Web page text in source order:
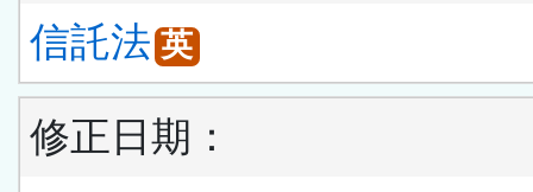
信託法 英
修正日期：